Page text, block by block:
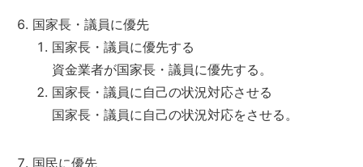
国家長・議員に優先
国家長・議員に優先する
資金業者が国家長・議員に優先する。
国家長・議員に自己の状況対応させる
国家長・議員に自己の状況対応をさせる。
国民に優先